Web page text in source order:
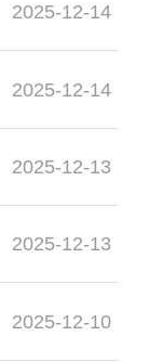
2025-12-14
2025-12-14
2025-12-13
2025-12-13
2025-12-10